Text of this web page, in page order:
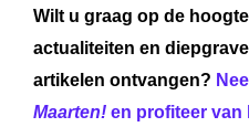
Wilt u graag op de
actualiteiten en
artikelen ontvangen?
Maarten! en profiteer van